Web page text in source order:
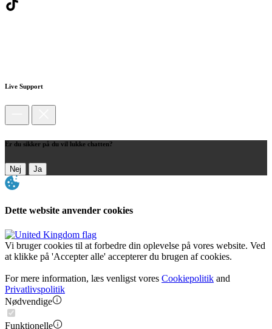
Live Support
Er du sikker på du vil lukke chatten?
Nej Ja
Dette website anvender cookies
Vi bruger cookies til at forbedre din oplevelse på vores website. Ved
at klikke på 'Accepter alle' accepterer du brugen af cookies.
For mere information, læs venligst vores Cookiepolitik and
Privatlivspolitik
Nødvendige
Funktionelle